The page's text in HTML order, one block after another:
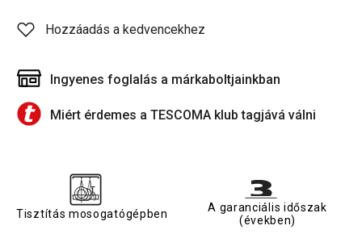
Hozzáadás a kedvencekhez
Ingyenes foglalás a márkaboltjainkban
Miért érdemes a TESCOMA klub tagjává válni
Tisztítás mosogatógépben
A garanciális időszak
(években)